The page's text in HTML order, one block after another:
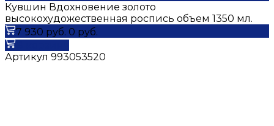
Кувшин Вдохновение золото
высокохудожественная роспись объем 1350 мл.
7 930 руб. 0 руб.
Артикул 993053520